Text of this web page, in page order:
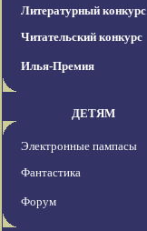
Литературный конкурс
Читательский конкурс
Илья-Премия
ДЕТЯМ
Электронные пампасы
Фантастика
Форум